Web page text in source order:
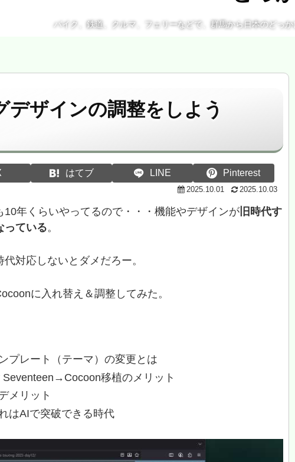
バイク、鉄道、クルマ、フェリーなどで、群馬から日本のどっ
デザインの調整をしよう
はてブ LINE Pinterest
2025.10.01 2025.10.03
10年くらいやってるので・・・機能やデザインが旧時代す
っている。
対応しないとダメだろー。
に入れ替え＆調整してみた。
プレート（テーマ）の変更とは
Seventeen→Cocoon移植のメリット
メリット
はAIで突破できる時代